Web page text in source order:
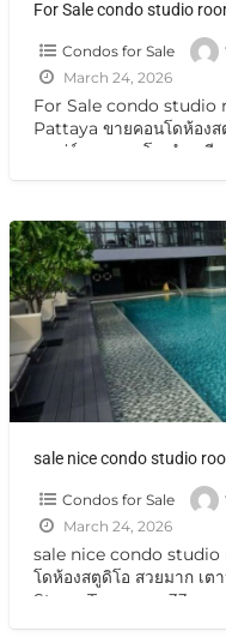
Condos for Sale
March 24, 2026
For Sale condo studio
Pattaya ขายคอนโดห้อง
มาเร่ย์ ขายคอนโด ทำเล
Condos for Sale
March 24, 2026
sale nice condo
โดห้องสตูดิโอ สวยมาก เ
Stage Taopoon, 33 sq